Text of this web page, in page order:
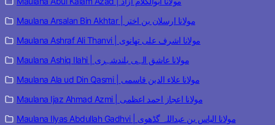
Maulana Arsalan Bin Akhtar | مولانا ارسلان بن اختر
Maulana Ashraf Ali Thanvi | مولانا اشرف علی تھانوی
Maulana Ashiq Ilahi | مولانا عاشق الہی بلندشہری
Maulana Ala ud Din Qasmi | مولانا علاء الدین قاسمی
Maulana Ijaz Ahmad Azmi | مولانا اعجاز احمد اعظمی
Maulana Ilyas Abdullah Gadhvi | مولانا الیاس بن عبداللہ گڈھوی